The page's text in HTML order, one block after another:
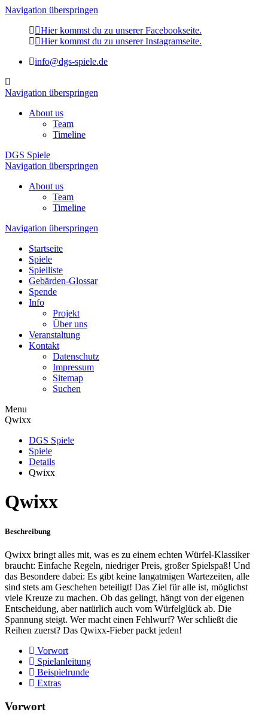
Navigation überspringen
Hier kommst du zu unserer Facebookseite.
Hier kommst du zu unserer Instagramseite.
info@dgs-spiele.de
Navigation überspringen
About us
Team
Timeline
DGS Spiele
Navigation überspringen
About us
Team
Timeline
Navigation überspringen
Startseite
Spiele
Spielliste
Gebärden-Glossar
Spende
Info
Projekt
Über uns
Veranstaltung
Kontakt
Datenschutz
Impressum
Sitemap
Suchen
Menu
Qwixx
DGS Spiele
Spiele
Details
Qwixx
Qwixx
Beschreibung
Qwixx bringt alles mit, was es zu einem echten Würfel-Klassiker
braucht: Einfache Regeln, niedriger Preis, großer Spielspaß! Und
das Besondere dabei: Es gibt keine langatmigen Wartezeiten, alle
sind stets am Geschehen beteiligt! Das Ziel für alle ist, möglichst
viele Kreuze zu machen. Ob das gelingt, hängt von der eigenen
Entscheidung, aber natürlich auch vom Würfelglück ab. Die
Spannung steigt. Wer macht einen Fehlwurf? Wer schließt die
Reihen zuerst? Das Qwixx-Fieber packt jeden!
Vorwort
Spielanleitung
Beispielrunde
Extras
Vorwort